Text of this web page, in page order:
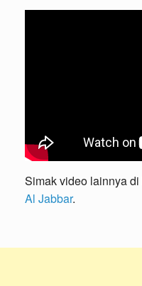
Simak video lainnya di
Al Jabbar.